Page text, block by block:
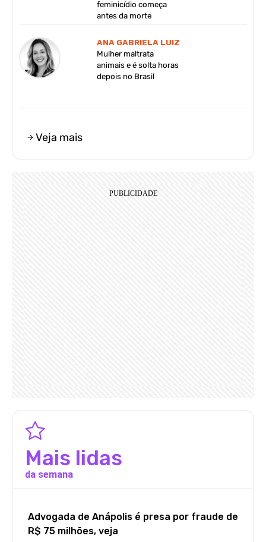
feminicídio começa
antes da morte
ANA GABRIELA LUIZ
Mulher maltrata
animais e é solta horas
depois no Brasil
Veja mais
Mais lidas
da semana
Advogada de Anápolis é presa por fraude de
R$ 75 milhões, veja